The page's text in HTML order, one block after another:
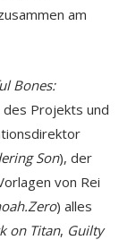
am
Bones:
Projekts und
Son), der
von Rei
) alles
on Titan, Guilty